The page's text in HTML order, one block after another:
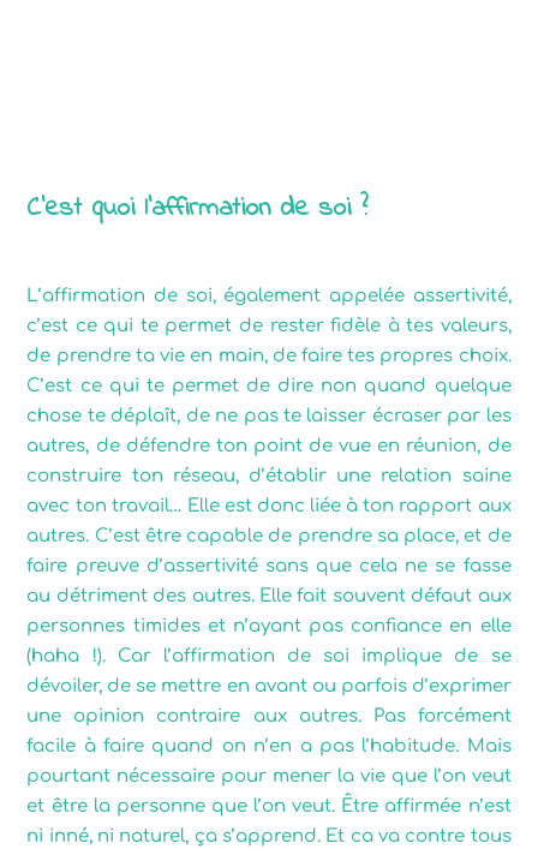
C’est quoi l’affirmation de soi ?
L’affirmation de soi, également appelée assertivité,
c’est ce qui te permet de rester fidèle à tes valeurs,
de prendre ta vie en main, de faire tes propres choix.
C’est ce qui te permet de dire non quand quelque
chose te déplaît, de ne pas te laisser écraser par les
autres, de défendre ton point de vue en réunion, de
construire ton réseau, d’établir une relation saine
avec ton travail… Elle est donc liée à ton rapport aux
autres. C’est être capable de prendre sa place, et de
faire preuve d’assertivité sans que cela ne se fasse
au détriment des autres. Elle fait souvent défaut aux
personnes timides et n’ayant pas confiance en elle
(haha !). Car l’affirmation de soi implique de se
dévoiler, de se mettre en avant ou parfois d’exprimer
une opinion contraire aux autres. Pas forcément
facile à faire quand on n’en a pas l’habitude. Mais
pourtant nécessaire pour mener la vie que l’on veut
et être la personne que l’on veut. Être affirmée n’est
ni inné, ni naturel, ça s’apprend. Et ca va contre tous